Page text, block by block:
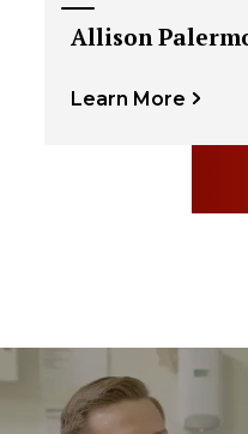
Allison
Learn More